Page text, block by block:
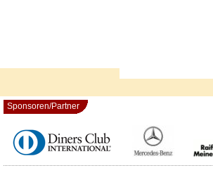
Sponsoren/Partner